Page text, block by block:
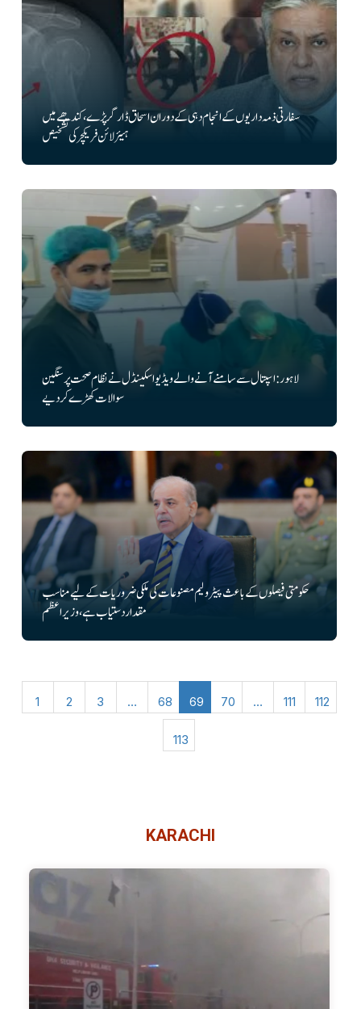
سفارتی ذمہ داریوں کے انجام دہی کے دوران اسحاق ڈار گرپڑے، کندھے میں
ہیئرلائن فریکچر کی تشخیص
لاہور:اسپتال سے سامنے آنے والے ویڈیو اسکینڈل نے نظام صحت پر سنگین
سوالات کھڑے کر دیے
حکومتی فیصلوں کے باعث پیٹرولیم مصنوعات کی ملکی ضروریات کے لیے مناسب
مقدار دستیاب ہے، وزیراعظم
1 2 3 … 68 69 70 … 111 112
113
KARACHI